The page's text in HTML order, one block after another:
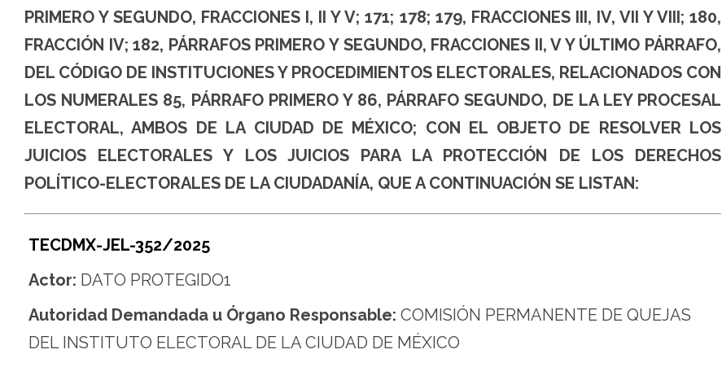
PRIMERO Y SEGUNDO, FRACCIONES I, II Y V; 171; 178; 179, FRACCIONES III, IV, VII Y VIII; 180,
FRACCIÓN IV; 182, PÁRRAFOS PRIMERO Y SEGUNDO, FRACCIONES II, V Y ÚLTIMO PÁRRAFO,
DEL CÓDIGO DE INSTITUCIONES Y PROCEDIMIENTOS ELECTORALES, RELACIONADOS CON
LOS NUMERALES 85, PÁRRAFO PRIMERO Y 86, PÁRRAFO SEGUNDO, DE LA LEY PROCESAL
ELECTORAL, AMBOS DE LA CIUDAD DE MÉXICO; CON EL OBJETO DE RESOLVER LOS
JUICIOS ELECTORALES Y LOS JUICIOS PARA LA PROTECCIÓN DE LOS DERECHOS
POLÍTICO-ELECTORALES DE LA CIUDADANÍA, QUE A CONTINUACIÓN SE LISTAN:
TECDMX-JEL-352/2025
Actor: DATO PROTEGIDO1
Autoridad Demandada u Órgano Responsable: COMISIÓN PERMANENTE DE QUEJAS
DEL INSTITUTO ELECTORAL DE LA CIUDAD DE MÉXICO